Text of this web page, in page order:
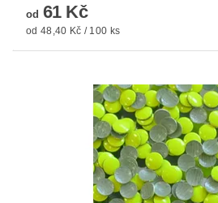
od 61 Kč
od 48,40 Kč / 100 ks